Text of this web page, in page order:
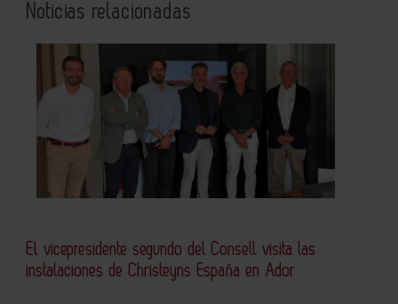
Noticias relacionadas
El vicepresidente segundo del Consell visita las
instalaciones de Christeyns España en Ador